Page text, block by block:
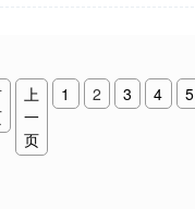
上
一
页
1 2 3 4 5